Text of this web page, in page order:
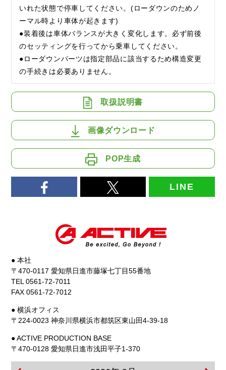
いれた状態で停車してください。(ローダウンのためノ
ーマル時より車体が起きます)
●装着後は車体バランスが大きく変化します。必ず前後
のセッティングを行ってから乗車してください。
●ローダウンパーツは指定部品に該当するため構造変更
の手続きは必要ありません。
取扱説明書
画像ダウンロード
POP生成
LINE
● 本社
〒470-0117 愛知県日進市藤塚七丁目55番地
TEL 0561-72-7011
FAX 0561-72-7012
● 横浜オフィス
〒224-0023 神奈川県横浜市都筑区東山田4-39-18
● ACTIVE PRODUCTION BASE
〒470-0128 愛知県日進市浅田平子1-370